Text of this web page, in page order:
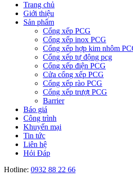
Trang chủ
Giới thiệu
Sản phẩm
Cổng xếp PCG
Cổng xếp inox PCG
Cổng xếp hợp kim nhôm
Cổng xếp tự động pcg
Cổng xếp điện PCG
Cửa cổng xếp PCG
Cổng xếp rào PCG
Cổng xếp trượt PCG
Barrier
Báo giá
Công trình
Khuyến mại
Tin tức
Liên hệ
Hỏi Đáp
Hotline: 0932 88 22 66